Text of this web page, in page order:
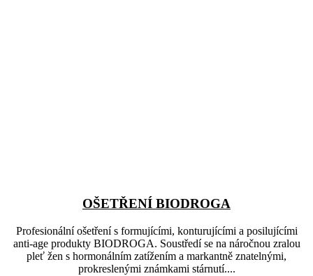
OŠETŘENÍ BIODROGA
Profesionální ošetření s formujícími, konturujícími a posilujícími
anti-age produkty BIODROGA. Soustředí se na náročnou zralou
pleť žen s hormonálním zatížením a markantně znatelnými,
prokreslenými známkami stárnutí....